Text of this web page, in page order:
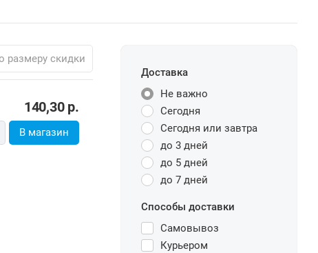
размеру скидки
140,30р.
В магазин
Доставка
Не важно
Сегодня
Сегодня или завтра
до 3 дней
до 5 дней
до 7 дней
Способы доставки
Самовывоз
Курьером